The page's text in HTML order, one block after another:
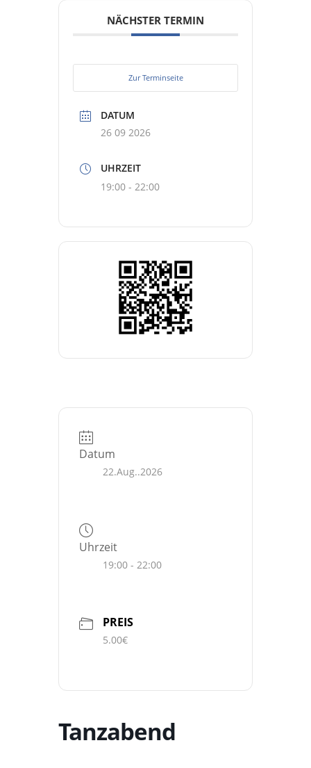
NÄCHSTER TERMIN
Zur Terminseite
DATUM
26 09 2026
UHRZEIT
19:00 - 22:00
Datum
22.Aug..2026
Uhrzeit
19:00 - 22:00
PREIS
5.00€
Tanzabend